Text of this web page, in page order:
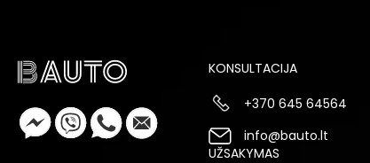
KONSULTACIJA
+370 645 64564
info@bauto.lt
UŽSAKYMAS